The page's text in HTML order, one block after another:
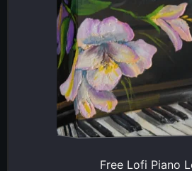
Free Lofi Piano